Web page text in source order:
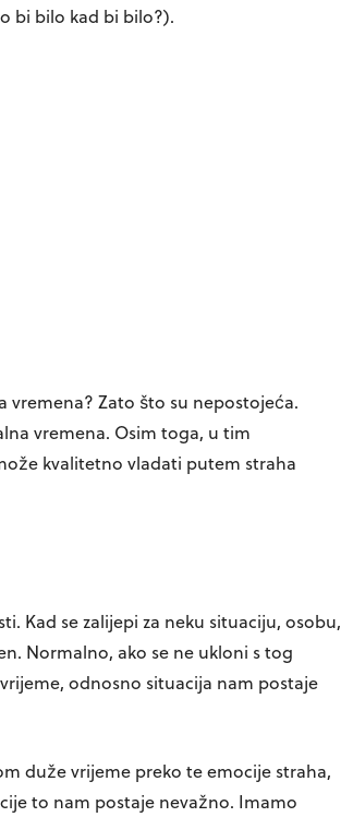
bi bilo kad bi bilo?).
vremena? Zato što su nepostojeća.
vremena. Osim toga, u tim
kvalitetno vladati putem straha
Kad se zalijepi za neku situaciju, osobu,
Normalno, ako se ne ukloni s tog
odnosno situacija nam postaje
duže vrijeme preko te emocije straha,
to nam postaje nevažno. Imamo